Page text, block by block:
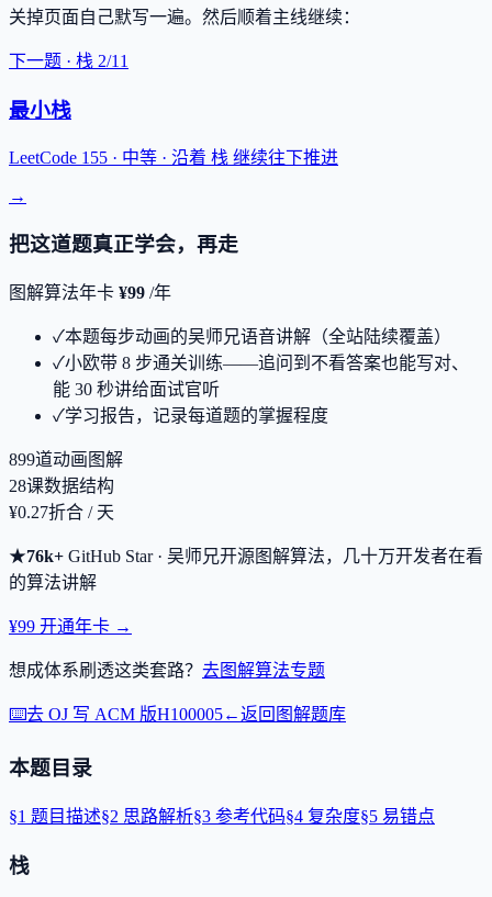
关掉页面自己默写一遍。 然后顺着主线继续：
下一题 · 栈 2/11
最小栈
LeetCode 155 · 中等 · 沿着 栈 继续往下推进
→
把这道题真正学会，再走
图解算法年卡 ¥99 /年
✓本题每步动画的吴师兄语音讲解（全站陆续覆盖）
✓小欧带 8 步通关训练——追问到不看答案也能写对、
能 30 秒讲给面试官听
✓学习报告，记录每道题的掌握程度
899道动画图解
28课数据结构
¥0.27折合 / 天
★76k+ GitHub Star · 吴师兄开源图解算法，几十万开发者在看
的算法讲解
¥99 开通年卡 →
想成体系刷透这类套路？ 去图解算法专题
⌨️去 OJ 写 ACM 版H100005←返回图解题库
本题目录
§1 题目描述§2 思路解析§3 参考代码§4 复杂度§5 易错点
栈